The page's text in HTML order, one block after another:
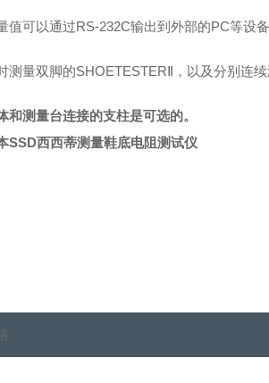
值可以通过RS-232C输出到外部的PC等设
测量双脚的SHOETESTERⅡ，以及分别连
和测量台连接的支柱是可选的。
SSD西西蒂测量鞋底电阻测试仪